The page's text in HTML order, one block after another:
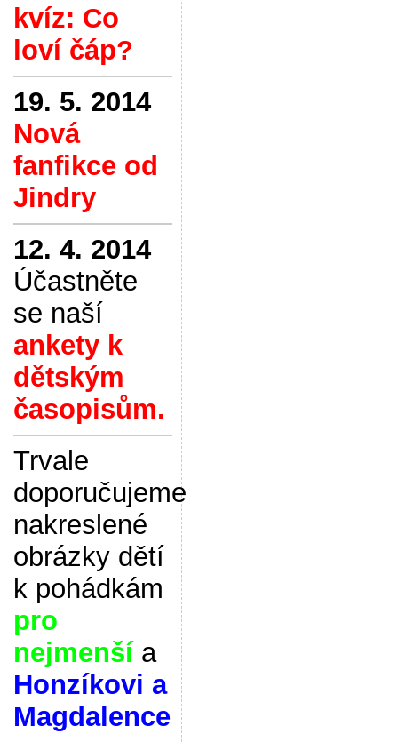
kvíz: Co
loví čáp?
19. 5. 2014
Nová
fanfikce od
Jindry
12. 4. 2014
Účastněte
se naší
ankety k
dětským
časopisům.
Trvale
doporučujeme
nakreslené
obrázky dětí
k pohádkám
pro
nejmenšía
Honzíkovi a
Magdalence